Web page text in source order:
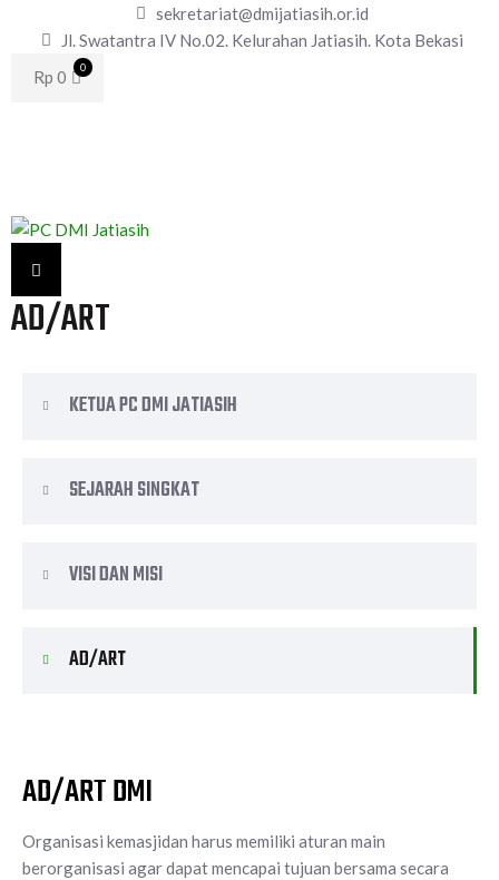
sekretariat@dmijatiasih.or.id
Jl. Swatantra IV No.02. Kelurahan Jatiasih. Kota Bekasi
Rp 0 0
AD/ART
KETUA PC DMI JATIASIH
SEJARAH SINGKAT
VISI DAN MISI
AD/ART
AD/ART DMI
Organisasi kemasjidan harus memiliki aturan main
berorganisasi agar dapat mencapai tujuan bersama secara